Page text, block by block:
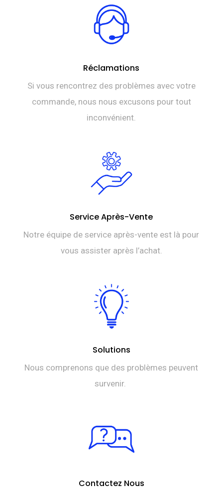
Réclamations
Si vous rencontrez des problèmes avec votre
commande, nous nous excusons pour tout
inconvénient.
Service Après-Vente
Notre équipe de service après-vente est là pour
vous assister après l’achat.
Solutions
Nous comprenons que des problèmes peuvent
survenir.
Contactez Nous